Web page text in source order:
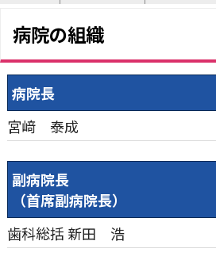
病院の組織
病院長
宮﨑 泰成
副病院長
（首席副病院長）
歯科総括 新田 浩